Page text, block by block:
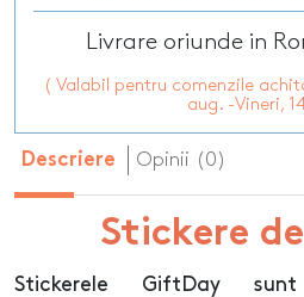
Livrare oriunde in
( Valabil pentru comenzile
aug. -Vineri,
Descriere Opinii (0)
Stickere
Stickerele GiftDay